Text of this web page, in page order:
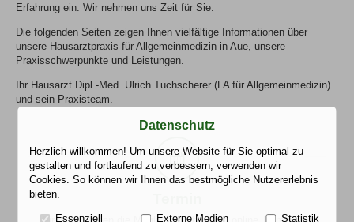
Erfahrung ein. Wir nehmen uns Zeit für Sie.
Die folgenden Seiten zeigen Ihnen vielfältige Informationen über
unsere Hausarztpraxis für Allgemeinmedizin in Aue, unsere
Praxisschwerpunkte und Leistungen.
Ihr Hausarzt Dipl.-Med. Ulrich Tuchscherer (FA für Allgemeinmedizin)
und sein Praxisteam.
Termin
Datenschutz
Herzlich willkommen! Um unsere Website für Sie optimal zu
gestalten und fortlaufend zu verbessern, verwenden wir
Cookies. So können wir Ihnen das bestmögliche Nutzererlebnis
bieten.
Essenziell Externe Medien Statistik